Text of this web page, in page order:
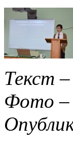
Текст
Фото –